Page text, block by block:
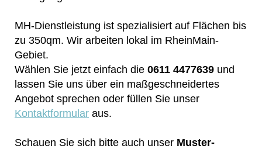
MH-Dienstleistung ist spezialisiert auf Flächen bis
zu 350qm. Wir arbeiten lokal im RheinMain-
Gebiet.
Wählen Sie jetzt einfach die 0611 4477639 und
lassen Sie uns über ein maßgeschneidertes
Angebot sprechen oder füllen Sie unser
Kontaktformular aus.
Schauen Sie sich bitte auch unser Muster-